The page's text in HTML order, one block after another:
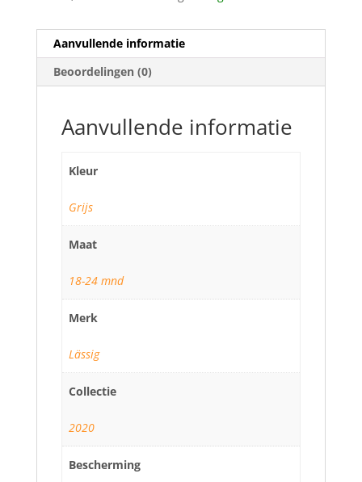
Aanvullende informatie
Beoordelingen (0)
Aanvullende informatie
Kleur
Grijs
Maat
18-24 mnd
Merk
Lässig
Collectie
2020
Bescherming